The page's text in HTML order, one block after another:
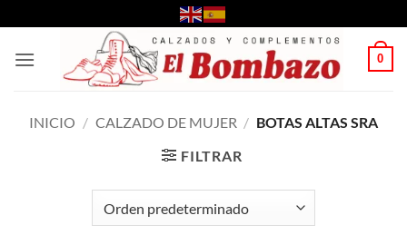
al
contenido
0
INICIO / CALZADO DE MUJER / BOTAS ALTAS SRA
FILTRAR